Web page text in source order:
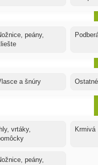
peány,
a šnúry
Ihly, vrtáky,
Krmivá
peány,